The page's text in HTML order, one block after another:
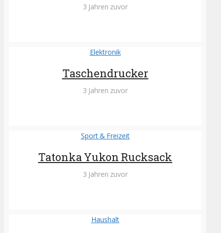
3 Jahren zuvor
Elektronik
Taschendrucker
3 Jahren zuvor
Sport & Freizeit
Tatonka Yukon Rucksack
3 Jahren zuvor
Haushalt